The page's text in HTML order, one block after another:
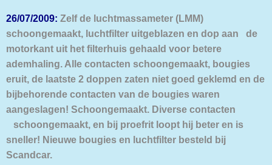
26/07/2009: Zelf de luchtmassameter (LMM)
schoongemaakt, luchtfilter uitgeblazen en dop aan de
motorkant uit het filterhuis gehaald voor betere
ademhaling. Alle contacten schoongemaakt, bougies
eruit, de laatste 2 doppen zaten niet goed geklemd en de
bijbehorende contacten van de bougies waren
aangeslagen! Schoongemaakt. Diverse contacten
schoongemaakt, en bij proefrit loopt hij beter en is
sneller! Nieuwe bougies en luchtfilter besteld bij
Scandcar.